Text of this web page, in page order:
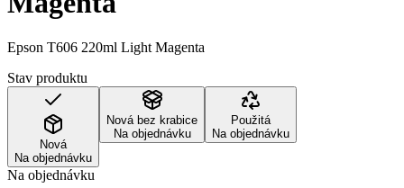
Epson T606 220ml Light Magenta
Stav produktu
Nová
Na objednávku
Nová bez krabice
Na objednávku
Použitá
Na objednávku
Na objednávku